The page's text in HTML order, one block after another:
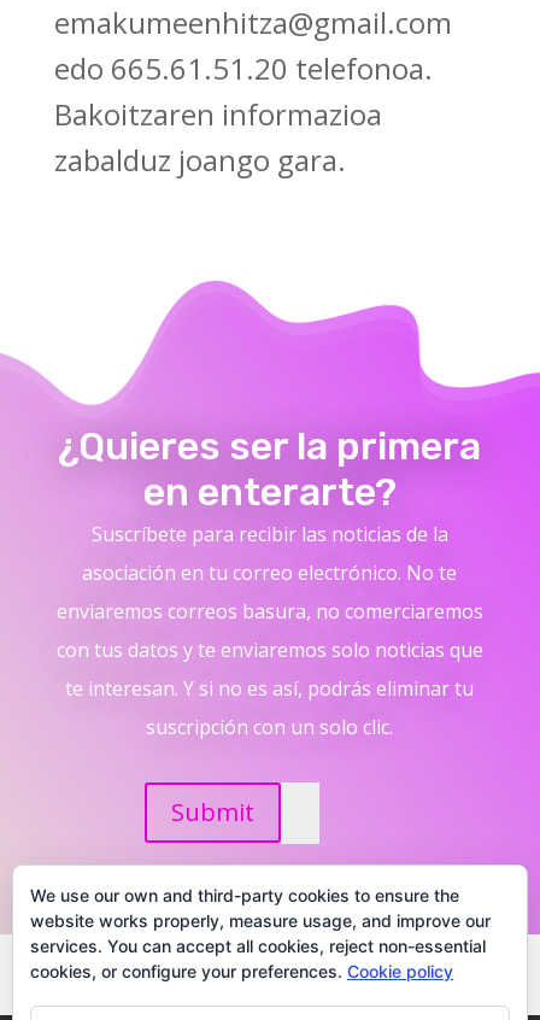
emakumeenhitza@gmail.com
edo 665.61.51.20 telefonoa.
Bakoitzaren informazioa
zabalduz joango gara.
¿Quieres ser la primera
en enterarte?
Suscríbete para recibir las noticias de la
asociación en tu correo electrónico. No te
enviaremos correos basura, no comerciaremos
con tus datos y te enviaremos solo noticias que
te interesan. Y si no es así, podrás eliminar tu
suscripción con un solo clic.
Submit
We use our own and third-party cookies to ensure the
website works properly, measure usage, and improve our
services. You can accept all cookies, reject non-essential
cookies, or configure your preferences. Cookie policy